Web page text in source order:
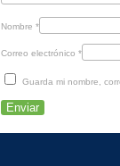
Nombre*
Correo electrónico*
Guarda mi nombre,